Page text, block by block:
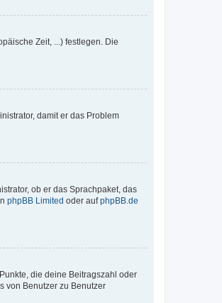
Zeit, ...) festlegen. Die
damit er das Problem
ob er das Sprachpaket, das
phpBB Limited oder aufphpBB.de
die deine Beitragszahl oder
von Benutzer zu Benutzer